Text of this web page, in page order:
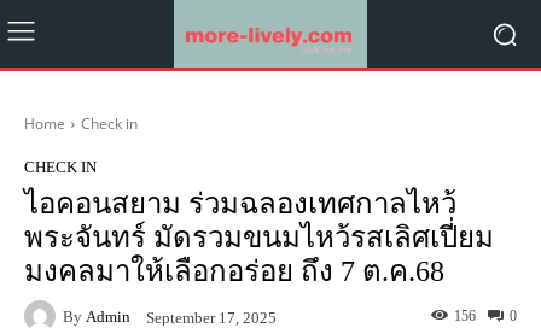
Home Check in
CHECK IN
ไอคอนสยาม ร่วมฉลองเทศกาลไหว้
พระจันทร์ มัดรวมขนมไหว้รสเลิศเปี่ยม
มงคลมาให้เลือกอร่อย ถึง 7 ต.ค.68
By Admin September 17, 2025 0
156